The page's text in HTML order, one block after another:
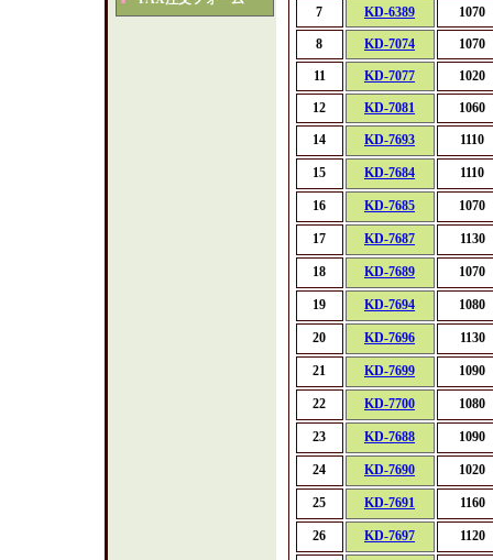
7 KD-6389 1070
8 KD-7074 1070
11 KD-7077 1020
12 KD-7081 1060
14 KD-7693 1110
15 KD-7684 1110
16 KD-7685 1070
17 KD-7687 1130
18 KD-7689 1070
19 KD-7694 1080
20 KD-7696 1130
21 KD-7699 1090
22 KD-7700 1080
23 KD-7688 1090
24 KD-7690 1020
25 KD-7691 1160
26 KD-7697 1120